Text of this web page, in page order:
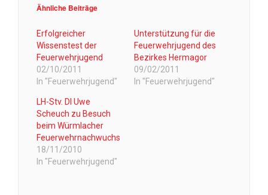
Ähnliche Beiträge
Erfolgreicher
Wissenstest der
Feuerwehrjugend
02/10/2011
In "Feuerwehrjugend"
Unterstützung für die
Feuerwehrjugend des
Bezirkes Hermagor
09/02/2011
In "Feuerwehrjugend"
LH-Stv. DI Uwe
Scheuch zu Besuch
beim Würmlacher
Feuerwehrnachwuchs
18/11/2010
In "Feuerwehrjugend"